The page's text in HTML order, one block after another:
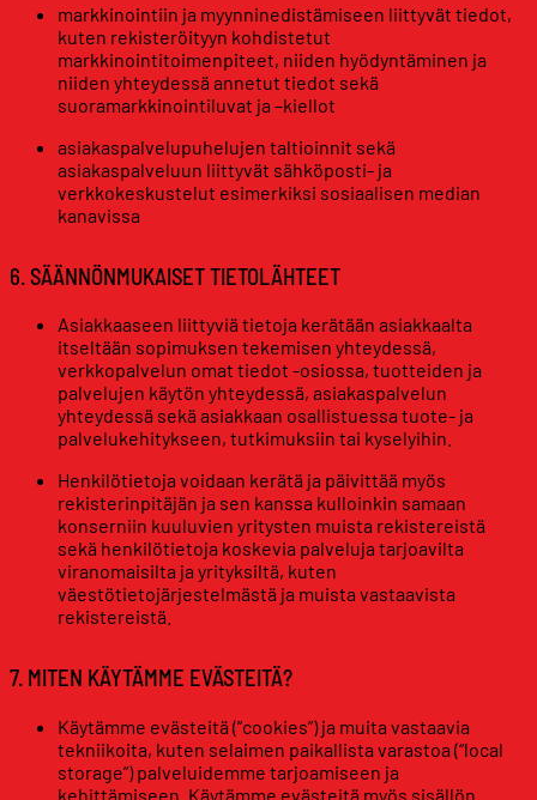
markkinointiin ja myynninedistämiseen liittyvät tiedot,
kuten rekisteröityyn kohdistetut
markkinointitoimenpiteet, niiden hyödyntäminen ja
niiden yhteydessä annetut tiedot sekä
suoramarkkinointiluvat ja –kiellot
asiakaspalvelupuhelujen taltioinnit sekä
asiakaspalveluun liittyvät sähköposti- ja
verkkokeskustelut esimerkiksi sosiaalisen median
kanavissa
6. SÄÄNNÖNMUKAISET TIETOLÄHTEET
Asiakkaaseen liittyviä tietoja kerätään asiakkaalta
itseltään sopimuksen tekemisen yhteydessä,
verkkopalvelun omat tiedot -osiossa, tuotteiden ja
palvelujen käytön yhteydessä, asiakaspalvelun
yhteydessä sekä asiakkaan osallistuessa tuote- ja
palvelukehitykseen, tutkimuksiin tai kyselyihin.
Henkilötietoja voidaan kerätä ja päivittää myös
rekisterinpitäjän ja sen kanssa kulloinkin samaan
konserniin kuuluvien yritysten muista rekistereistä
sekä henkilötietoja koskevia palveluja tarjoavilta
viranomaisilta ja yrityksiltä, kuten
väestötietojärjestelmästä ja muista vastaavista
rekistereistä.
7. MITEN KÄYTÄMME EVÄSTEITÄ?
Käytämme evästeitä (”cookies”) ja muita vastaavia
tekniikoita, kuten selaimen paikallista varastoa (“local
storage”) palveluidemme tarjoamiseen ja
kehittämiseen. Käytämme evästeitä myös sisällön